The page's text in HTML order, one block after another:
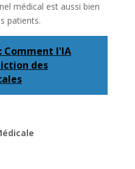
médical est aussi bien
patients.
Comment l'IA
des